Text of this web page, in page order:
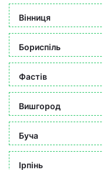
Вінниця
Бориспіль
Фастів
Вишгород
Буча
Ірпінь